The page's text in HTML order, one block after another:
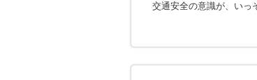
交通安全の意識が、いっ